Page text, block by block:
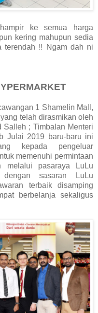
ke semua harga
kering mahupun sedia
terendah !! Ngam dah ni
1 Shamelin Mall,
telah dirasmikan oleh
; Timbalan Menteri
Julai 2019 baru-baru ini
kepada pengeluar
memenuhi permintaan
melalui pasaraya LuLu
dengan sasaran LuLu
terbaik disamping
berbelanja sekaligus